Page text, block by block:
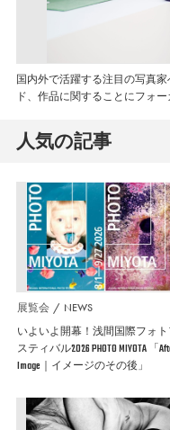
国内外で活躍する注目の写真
ド、作品に関することにフォー
人気の記事
展覧会 NEWS
いよいよ開幕！浅間国際フォ
スティバル2026 PHOTO MIYOTA 「
Image｜イメージのその後」